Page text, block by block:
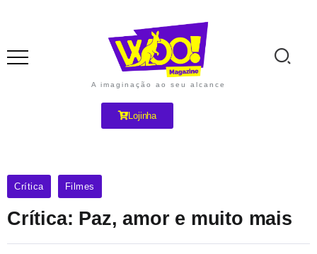
A imaginação ao seu alcance
Lojinha
Crítica Filmes
Crítica: Paz, amor e muito mais